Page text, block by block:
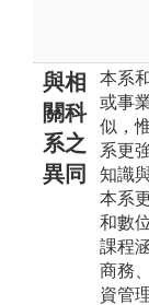
與相
關科
系之
異同
本系
或事
似，
系更
知識
本系
和數
課程
商務
資管